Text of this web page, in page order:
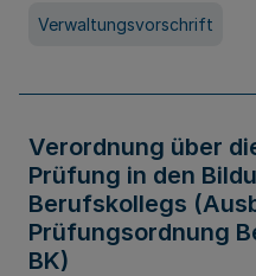
Verwaltungsvorschrift
Verordnung über
Prüfung in den
Berufskollegs
Prüfungsordnung
BK)